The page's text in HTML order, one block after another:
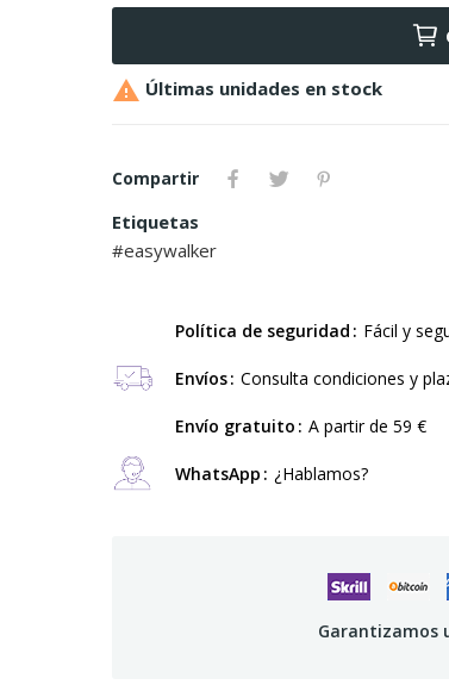
 Últimas unidades en stock
Compartir
Etiquetas
easywalker
Política de seguridad Fácil y
Envíos Consulta condiciones y
Envío gratuito A partir de 59 €
WhatsApp ¿Hablamos?
Garantizamos